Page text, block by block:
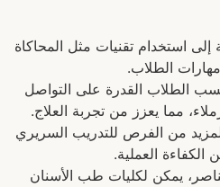
إلى استخدام تقنيات مثل المحاكاة
الطلاب.
الطلاب القدرة على التواصل
مما يعزز من تجربة العلاج.
من الفرص للتدريب السريري
العملية.
يمكن لكليات طب الأسنان